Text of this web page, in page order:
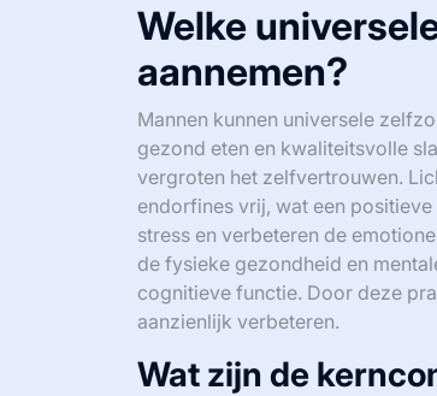
Welke
aannemen?
Mannen kunnen universele
gezond eten en kwaliteitsvolle
vergroten het zelfvertrouwen.
endorfines vrij, wat een
stress en verbeteren de
de fysieke gezondheid en
cognitieve functie. Door deze
aanzienlijk verbeteren.
Wat zijn de